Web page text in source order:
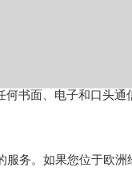
书面、电子和口头通
务。如果您位于欧洲